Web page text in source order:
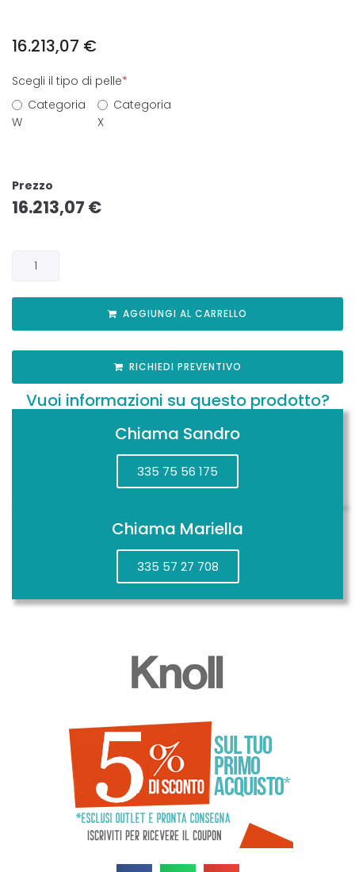
16.213,07 €
Scegli il tipo di pelle*
Categoria
W
Categoria
X
Prezzo
16.213,07 €
AGGIUNGI AL CARRELLO
RICHIEDI PREVENTIVO
Vuoi informazioni su questo prodotto?
Chiama Sandro
335 75 56 175
Chiama Mariella
335 57 27 708